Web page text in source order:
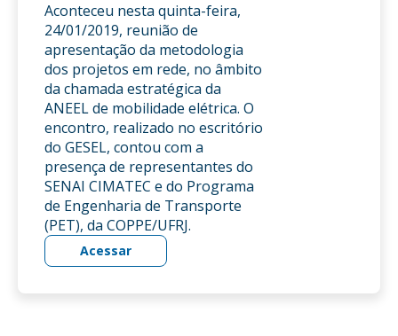
Aconteceu nesta quinta-feira,
24/01/2019, reunião de
apresentação da metodologia
dos projetos em rede, no âmbito
da chamada estratégica da
ANEEL de mobilidade elétrica. O
encontro, realizado no escritório
do GESEL, contou com a
presença de representantes do
SENAI CIMATEC e do Programa
de Engenharia de Transporte
(PET), da COPPE/UFRJ.
Acessar